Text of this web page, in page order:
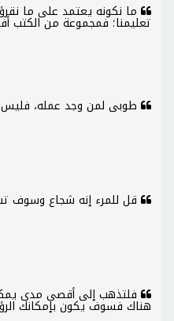
ما نكونه يعتمد على ما
تعليمنا؛ فمجموعة من الكتب
طوبى لمن وجد عمله، فليس
قل للمرء إنه شجاع وسوف
فلتذهب إلى أقصى مدى
هناك فسوف يكون بإمكانك